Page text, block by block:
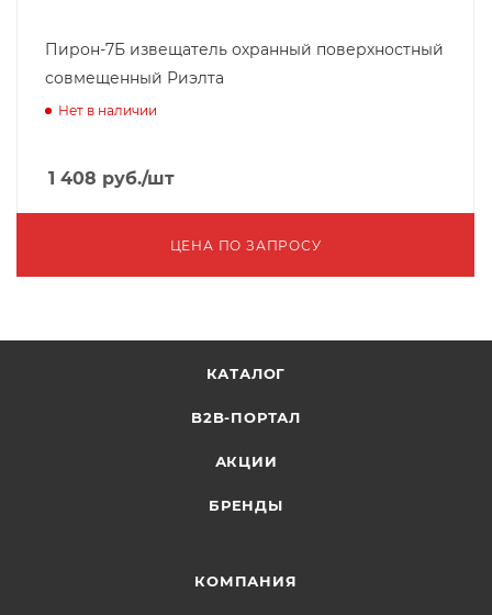
Пирон-7Б извещатель охранный поверхностный
совмещенный Риэлта
Нет в наличии
1 408 руб./шт
ЦЕНА ПО ЗАПРОСУ
КАТАЛОГ
B2B-ПОРТАЛ
АКЦИИ
БРЕНДЫ
КОМПАНИЯ